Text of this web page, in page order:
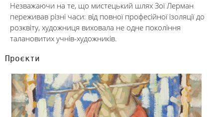
Незважаючи на те, що мистецький шлях Зої Лерман
переживав різні часи: від повної професійної ізоляції до
розквіту, художниця виховала не одне покоління
талановитих учнів-художників.
Проєкти